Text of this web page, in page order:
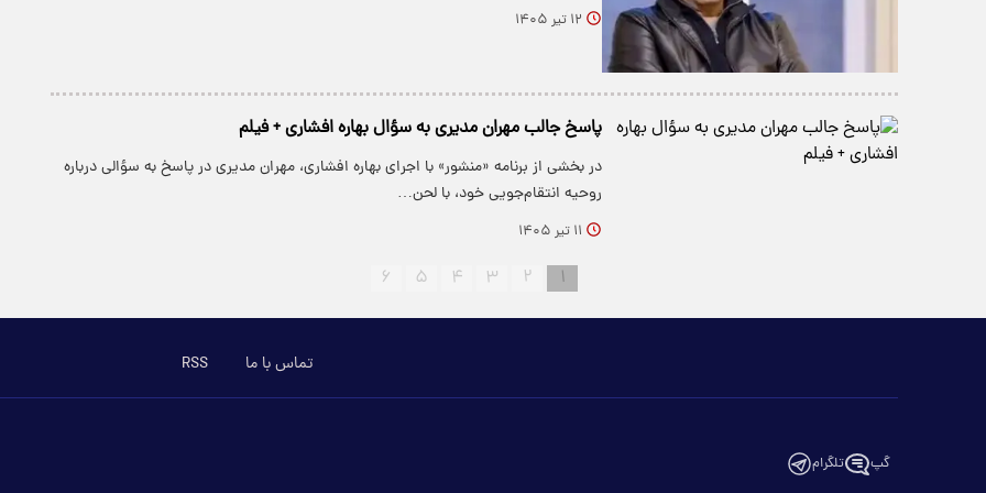
۱۲ تیر ۱۴۰۵
پاسخ جالب مهران مدیری به سؤال بهاره افشاری + فیلم
در بخشی از برنامه «منشور» با اجرای بهاره افشاری، مهران مدیری در پاسخ به سؤالی درباره
روحیه انتقام‌جویی خود، با لحن…
۱۱ تیر ۱۴۰۵
۱ ۲ ۳ ۴ ۵ ۶
تماس با ما RSS
گپ تلگرام